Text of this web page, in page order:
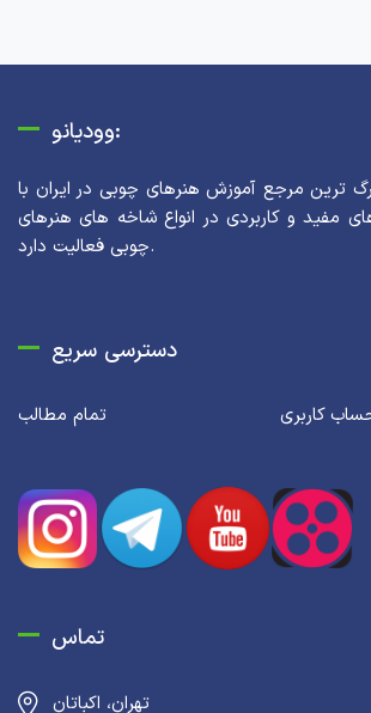
وودیانو:
ترین مرجع آموزش هنرهای چوبی در ایران با
مفید و کاربردی در انواع شاخه های هنرهای
چوبی فعالیت دارد.
دسترسی سریع
تمام مطالب کاربری
تماس
تهران، اکباتان